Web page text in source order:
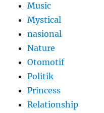
Music
Mystical
nasional
Nature
Otomotif
Politik
Princess
Relationship